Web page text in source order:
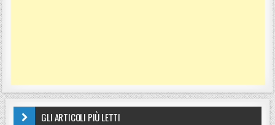
GLI ARTICOLI PIÙ LETTI